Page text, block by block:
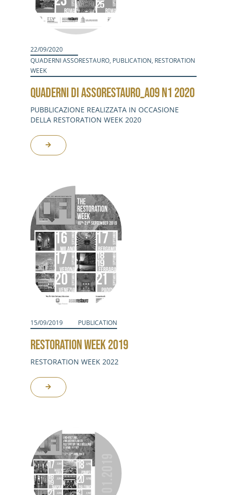
22/09/2020
QUADERNI ASSORESTAURO, PUBLICATION, RESTORATION
WEEK
QUADERNI DI ASSORESTAURO_A09 N1 2020
PUBBLICAZIONE REALIZZATA IN OCCASIONE
DELLA RESTORATION WEEK 2020
15/09/2019 PUBLICATION
RESTORATION WEEK 2019
RESTORATION WEEK 2022